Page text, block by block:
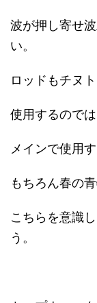
波が押し寄せ
い。
ロッドもチヌ
使用するのでは
メインで使用
もちろん春の
こちらを意識
う。